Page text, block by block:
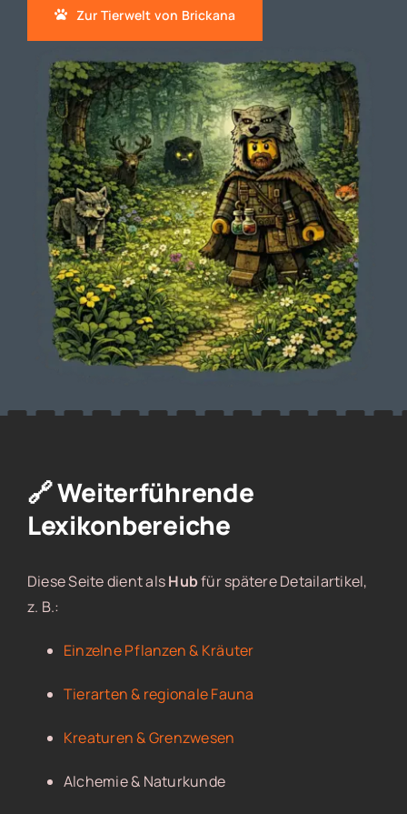
Zur Tierwelt von Brickana
🔗 Weiterführende
Lexikonbereiche
Diese Seite dient alsHubfür spätere Detailartikel,
z. B.:
Einzelne Pflanzen & Kräuter
Tierarten & regionale Fauna
Kreaturen & Grenzwesen
Alchemie & Naturkunde